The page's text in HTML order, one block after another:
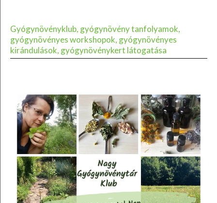
Gyógynövényklub, gyógynövény tanfolyamok,
gyógynövényes workshopok, gyógynövényes
kirándulások, gyógynövénykert látogatása